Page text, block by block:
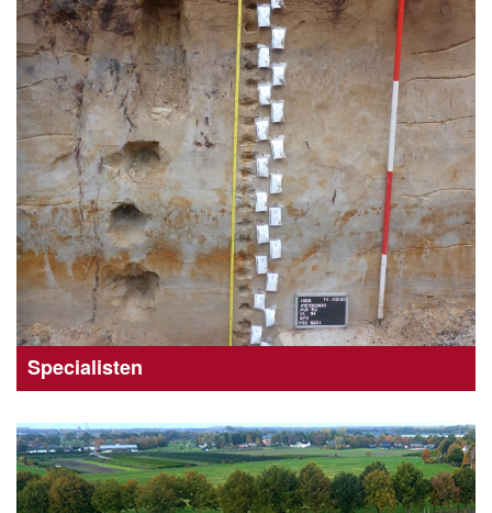
Specialisten